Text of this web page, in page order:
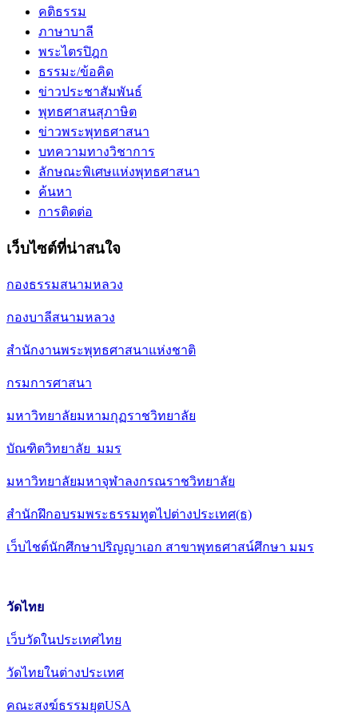
คติธรรม
ภาษาบาลี
พระไตรปิฎก
ธรรมะ/ข้อคิด
ข่าวประชาสัมพันธ์
พุทธศาสนสุภาษิต
ข่าวพระพุทธศาสนา
บทความทางวิชาการ
ลักษณะพิเศษแห่งพุทธศาสนา
ค้นหา
การติดต่อ
เว็บไซต์ที่น่าสนใจ
กองธรรมสนามหลวง
กองบาลีสนามหลวง
สำนักงานพระพุทธศาสนาแห่งชาติ
กรมการศาสนา
มหาวิทยาลัยมหามกุฏราชวิทยาลัย
บัณฑิตวิทยาลัย มมร
มหาวิทยาลัยมหาจุฬาลงกรณราชวิทยาลัย
สำนักฝึกอบรมพระธรรมทูตไปต่างประเทศ(ธ)
เว็บไชต์นักศึกษาปริญญาเอก สาขาพุทธศาสน์ศึกษา มมร
วัดไทย
เว็บวัดในประเทศไทย
วัดไทยในต่างประเทศ
คณะสงฆ์ธรรมยุตUSA